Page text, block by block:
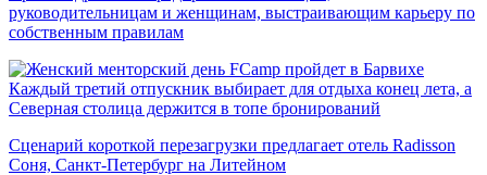
руководительницам и женщинам, выстраивающим карьеру по
собственным правилам
Каждый третий отпускник выбирает для отдыха конец лета, а
Северная столица держится в топе бронирований
Сценарий короткой перезагрузки предлагает отель Radisson
Соня, Санкт-Петербург на Литейном